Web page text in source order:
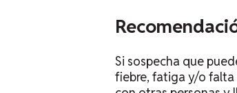
Si sospecha que
fiebre, fatiga y/o falta